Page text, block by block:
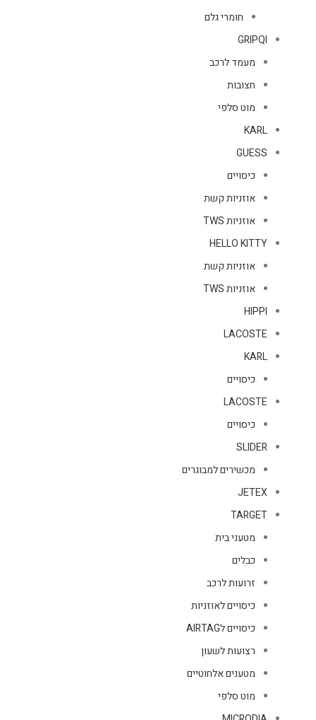
חומרי גלם
GRIPQI
מעמד לרכב
חצובות
מוט סלפי
KARL
GUESS
כיסויים
אוזניות קשת
אוזניות TWS
HELLO KITTY
אוזניות קשת
אוזניות TWS
HIPPI
LACOSTE
KARL
כיסויים
LACOSTE
כיסויים
SLIDER
מכשירים למבוגרים
JETEX
TARGET
מטעני בית
כבלים
זרועות לרכב
כיסויים לאוזניות
כיסויים לAIRTAG
רצועות לשעון
מטענים אלחוטיים
מוט סלפי